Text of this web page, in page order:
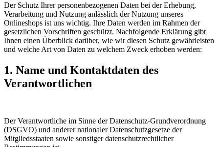
Der Schutz Ihrer personenbezogenen Daten bei der Erhebung,
Verarbeitung und Nutzung anlässlich der Nutzung unseres
Onlineshops ist uns wichtig. Ihre Daten werden im Rahmen der
gesetzlichen Vorschriften geschützt. Nachfolgende Erklärung gibt
Ihnen einen Überblick darüber, wie wir diesen Schutz gewährleisten
und welche Art von Daten zu welchem Zweck erhoben werden:
1. Name und Kontaktdaten des
Verantwortlichen
Der Verantwortliche im Sinne der Datenschutz-Grundverordnung
(DSGVO) und anderer nationaler Datenschutzgesetze der
Mitgliedsstaaten sowie sonstiger datenschutzrechtlicher